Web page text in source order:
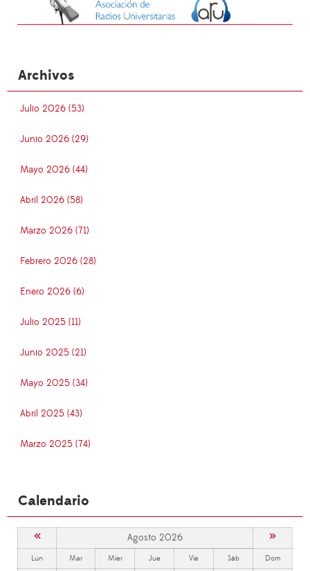
Archivos
Julio 2026 (53)
Junio 2026 (29)
Mayo 2026 (44)
Abril 2026 (58)
Marzo 2026 (71)
Febrero 2026 (28)
Enero 2026 (6)
Julio 2025 (11)
Junio 2025 (21)
Mayo 2025 (34)
Abril 2025 (43)
Marzo 2025 (74)
Calendario
« Agosto 2026 »
Lun Mar Mier Jue Vie Sáb Dom